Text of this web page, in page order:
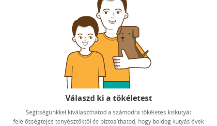
Válaszd ki a tökéletest
Segítségünkkel kiválaszthatod a számodra tökéletes kiskutyát
felelősségtejes tenyésztőktől és biztosíthatod, hogy boldog kutyás évek